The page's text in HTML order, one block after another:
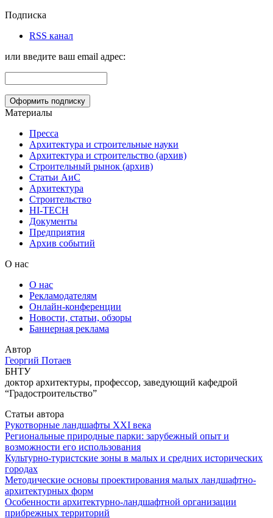
Подписка
RSS канал
или введите ваш email адрес:
Материалы
Пресса
Архитектура и строительные науки
Архитектура и строительство (архив)
Строительный рынок (архив)
Статьи АиС
Архитектура
Строительство
HI-TECH
Документы
Предприятия
Архив событий
О нас
О нас
Рекламодателям
Онлайн-конференции
Новости, статьи, обзоры
Баннерная реклама
Автор
Георгий Потаев
БНТУ
доктор архитектуры, профессор, заведующий кафедрой
“Градостроительство”
Статьи автора
Рукотворные ландшафты ХХI века
Региональные природные парки: зарубежный опыт и
возможности его использования
Культурно-туристские зоны в малых и средних исторических
городах
Методические основы проектирования малых ландшафтно-
архитектурных форм
Особенности архитектурно-ландшафтной организации
прибрежных территорий